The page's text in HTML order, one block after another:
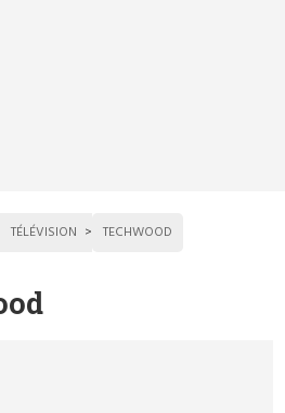
TÉLÉVISION TECHWOOD